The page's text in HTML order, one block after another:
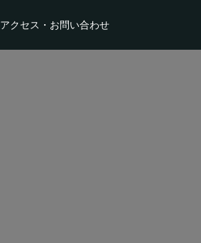
アクセス・お問い合わせ